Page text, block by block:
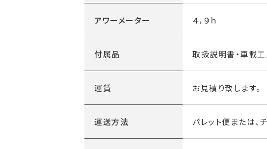
アワーメーター ４，９ｈ
付属品 取扱説明書・車載
運賃 お見積り致します。
運送方法 パレット便または、